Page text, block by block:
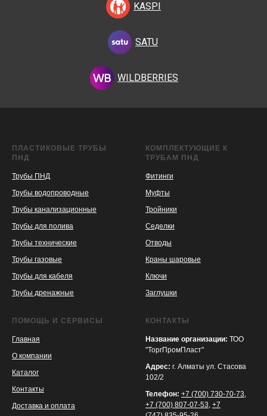
KASPI
KASPI
SATU
SATU
WILDBERRIES
WILDBERRIES
ПЛАСТИКОВЫЕ ТРУБЫ
ПНД
Трубы ПНД
Трубы водопроводные
Трубы канализационные
Трубы для полива
Трубы технические
Трубы газовые
Трубы для кабеля
Трубы дренажные
КОМПЛЕКТУЮЩИЕ К
ТРУБАМ ПНД
Фитинги
Муфты
Тройники
Седелки
Отводы
Краны шаровые
Ключи
Заглушки
ПОМОЩЬ И СЕРВИСЫ
Главная
О компании
Каталог
Контакты
Доставка и оплата
КОНТАКТЫ
Название организации: ТОО
"ТоргПромПласт"
Адрес: г. Алматы ул. Стасова
102/2
Телефон: +7 (700) 730-70-73,
+7 (700) 807-07-53, +7